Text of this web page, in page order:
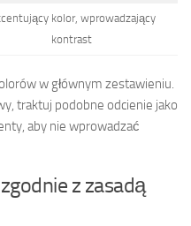
kolor, wprowadzający
kontrast
w głównym zestawieniu.
traktuj podobne odcienie jako
aby nie wprowadzać
z zasadą